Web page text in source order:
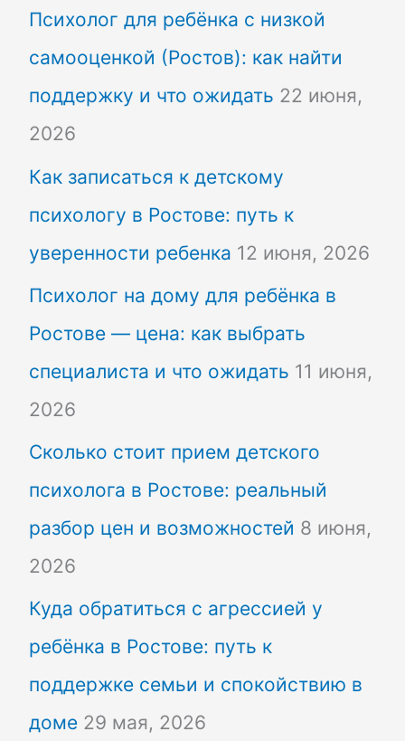
Психолог для ребёнка с низкой
самооценкой (Ростов): как найти
поддержку и что ожидать 22 июня,
2026
Как записаться к детскому
психологу в Ростове: путь к
уверенности ребенка 12 июня, 2026
Психолог на дому для ребёнка в
Ростове — цена: как выбрать
специалиста и что ожидать 11 июня,
2026
Сколько стоит прием детского
психолога в Ростове: реальный
разбор цен и возможностей 8 июня,
2026
Куда обратиться с агрессией у
ребёнка в Ростове: путь к
поддержке семьи и спокойствию в
доме 29 мая, 2026